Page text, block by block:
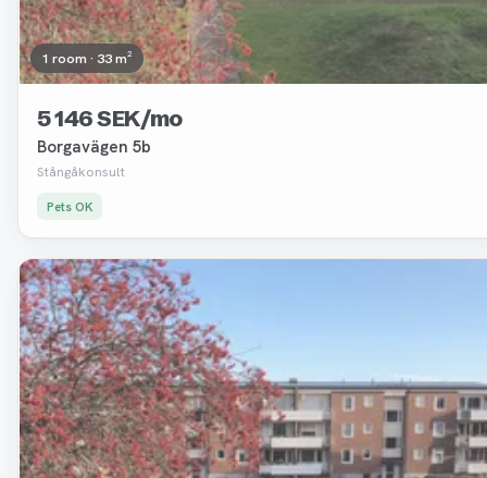
1 room · 33 m²
5 146 SEK/mo
Borgavägen 5b
Stångåkonsult
Pets OK
Removed